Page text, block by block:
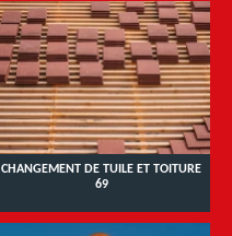
CHANGEMENT DE TUILE ET TOITURE
69